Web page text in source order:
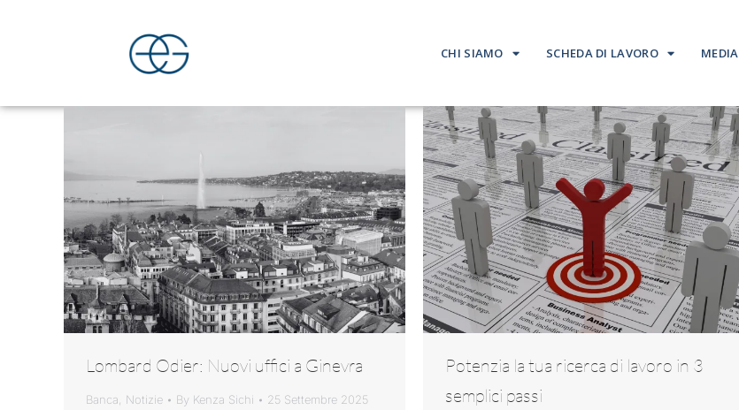
CHI SIAMO SCHEDA DI LAVORO MEDIA
Lombard Odier: Nuovi uffici a Ginevra
Banca Notizie By Kenza Sichi 25 Settembre 2025
Potenzia la tua ricerca di lavoro in 3
semplici passi